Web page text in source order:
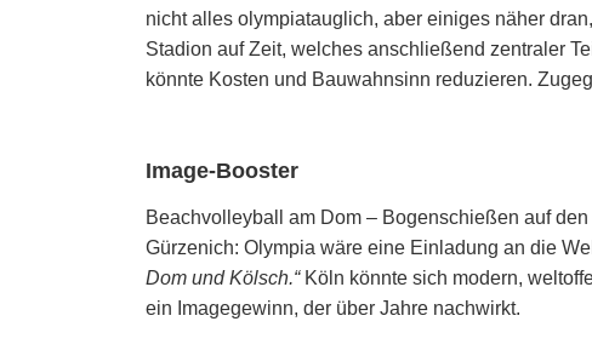
nicht alles olympiatauglich, aber einiges näher
Stadion auf Zeit, welches anschließend zentraler
könnte Kosten und Bauwahnsinn reduzieren.
Image-Booster
Beachvolleyball am Dom – Bogenschießen auf
Gürzenich: Olympia wäre eine Einladung an die
Dom und Kölsch.“Köln könnte sich modern,
ein Imagegewinn, der über Jahre nachwirkt.